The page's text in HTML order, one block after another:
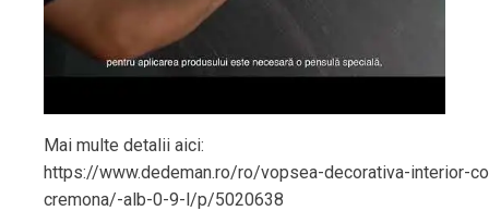
Mai multe detalii aici:
https://www.dedeman.ro/ro/vopsea-decorativa-interior-
cremona/-alb-0-9-l/p/5020638